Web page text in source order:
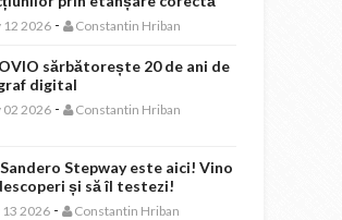
12 2026 - Constantin Hriban
sărbătorește 20 de ani de
digital
02 2026 - Constantin Hriban
Stepway este aici! Vino
și să îl testezi!
13 2026 - Constantin Hriban